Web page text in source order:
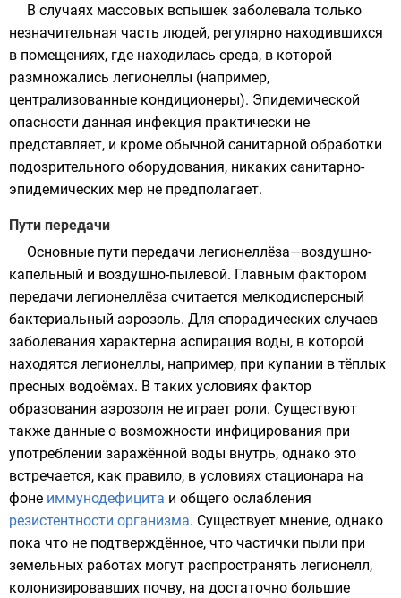
В случаях массовых вспышек заболевала только
незначительная часть людей, регулярно находившихся
в помещениях, где находилась среда, в которой
размножались легионеллы (например,
централизованные кондиционеры). Эпидемической
опасности данная инфекция практически не
представляет, и кроме обычной санитарной обработки
подозрительного оборудования, никаких санитарно-
эпидемических мер не предполагает.
Пути передачи
Основные пути передачи легионеллёза—воздушно-
капельный и воздушно-пылевой. Главным фактором
передачи легионеллёза считается мелкодисперсный
бактериальный аэрозоль. Для спорадических случаев
заболевания характерна аспирация воды, в которой
находятся легионеллы, например, при купании в тёплых
пресных водоёмах. В таких условиях фактор
образования аэрозоля не играет роли. Существуют
также данные о возможности инфицирования при
употреблении заражённой воды внутрь, однако это
встречается, как правило, в условиях стационара на
фоне иммунодефицита и общего ослабления
резистентности организма. Существует мнение, однако
пока что не подтверждённое, что частички пыли при
земельных работах могут распространять легионелл,
колонизировавших почву, на достаточно большие